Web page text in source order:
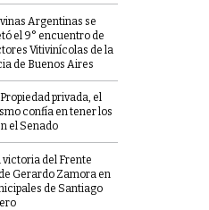
Argentinas se
el 9° encuentro de
Vitivinícolas de la
de Buenos Aires
privada, el
confía en tener los
el Senado
victoria del Frente
Gerardo Zamora en
de Santiago